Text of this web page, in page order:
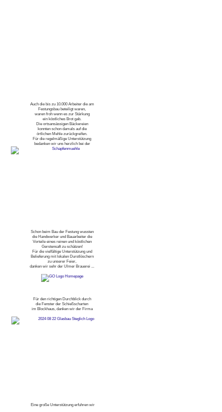
Auch die bis zu 10.000 Arbeiter die am
Festungsbau beteiligt waren,
waren froh wenn es zur Stärkung
ein köstliches Brot gab.
Die ortsansässigen Bäckereien
konnten schon damals auf die
örtlichen Mehle zurückgreifen.
Für die regelmäßige Unterstützung
bedanken wir uns herzlich bei der
Schon beim Bau der Festung wussten
die Handwerker und Bauarbeiter die
Vorteile eines reinen und köstlichen
Gerstensaft zu schätzen!
Für die vielfältige Unterstützung und
Belieferung mit lokalen Durstlöschern
zu unserer Feier,
danken wir sehr der Ulmer Brauerei ...
Für den richtigen Durchblick durch
die Fenster der Schießscharten
im Blockhaus, danken wir der Firma
Eine große Unterstützung erfuhren wir